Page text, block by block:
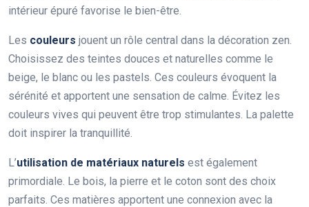
intérieur épuré favorise le bien-être.
Les couleurs jouent un rôle central dans la décoration zen.
Choisissez des teintes douces et naturelles comme le
beige, le blanc ou les pastels. Ces couleurs évoquent la
sérénité et apportent une sensation de calme. Évitez les
couleurs vives qui peuvent être trop stimulantes. La palette
doit inspirer la tranquillité.
L’utilisation de matériaux naturels est également
primordiale. Le bois, la pierre et le coton sont des choix
parfaits. Ces matières apportent une connexion avec la